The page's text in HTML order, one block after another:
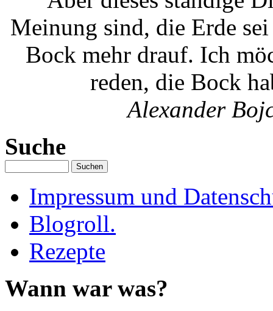
Meinung sind, die Erde
Bock mehr drauf. Ich
reden, die Bock
Alexander
Suche
Impressum und
Blogroll.
Rezepte
Wann war was?